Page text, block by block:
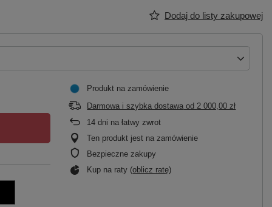
Dodaj do listy zakupowej
Produkt na zamówienie
Darmowa i szybka dostawa od2 000,00 zł
14 dni na łatwy zwrot
Ten produkt jest na zamówienie
Bezpieczne zakupy
Kup na raty (oblicz ratę)